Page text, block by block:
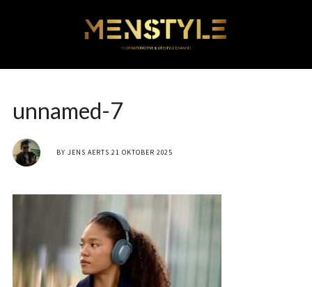
unnamed-7
BY JENS AERTS 21 OKTOBER 2025